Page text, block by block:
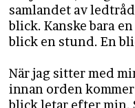
samlandet av
blick. Kanske bara
blick en stund. En
När jag sitter med
innan orden
blick letar efter min.